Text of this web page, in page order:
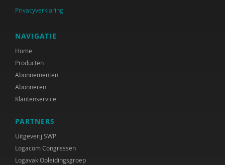
René Clarijs
Max de Coole
Trudy Dankers
Mariska de Baat
Mirjam de Klerk
Ido de Vries
Bas Denters
Privacyverklaring
NAVIGATIE
Home
Producten
Abonnementen
Abonneren
Klantenservice
PARTNERS
Uitgeverij SWP
Logacom Congressen
Logavak Opleidingsgroep